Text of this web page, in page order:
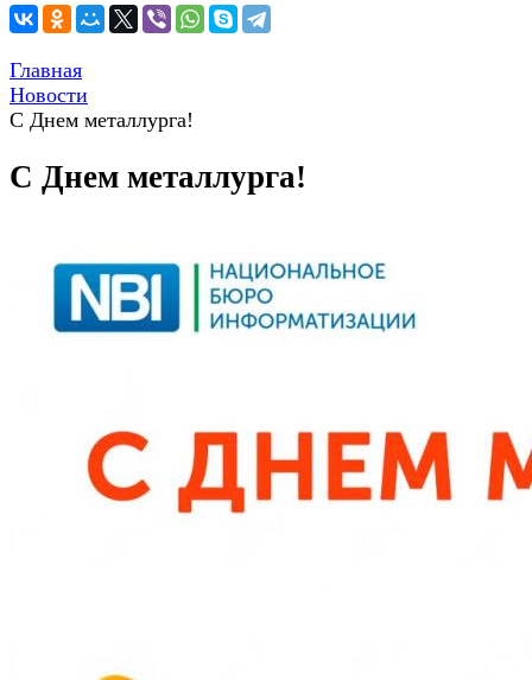
Главная
Новости
С Днем металлурга!
С Днем металлурга!